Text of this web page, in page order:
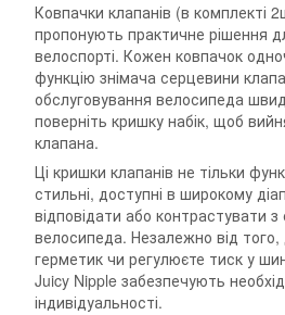
Ковпачки клапанів (в комплекті
пропонують практичне рішення
велоспорті. Кожен ковпачок
функцію знімача серцевини
обслуговування велосипеда
поверніть кришку набік, щоб
клапана.
Ці кришки клапанів не тільки
стильні, доступні в широкому
відповідати або контрастувати
велосипеда. Незалежно від того,
герметик чи регулюєте тиск у
Juicy Nipple забезпечують
індивідуальності.